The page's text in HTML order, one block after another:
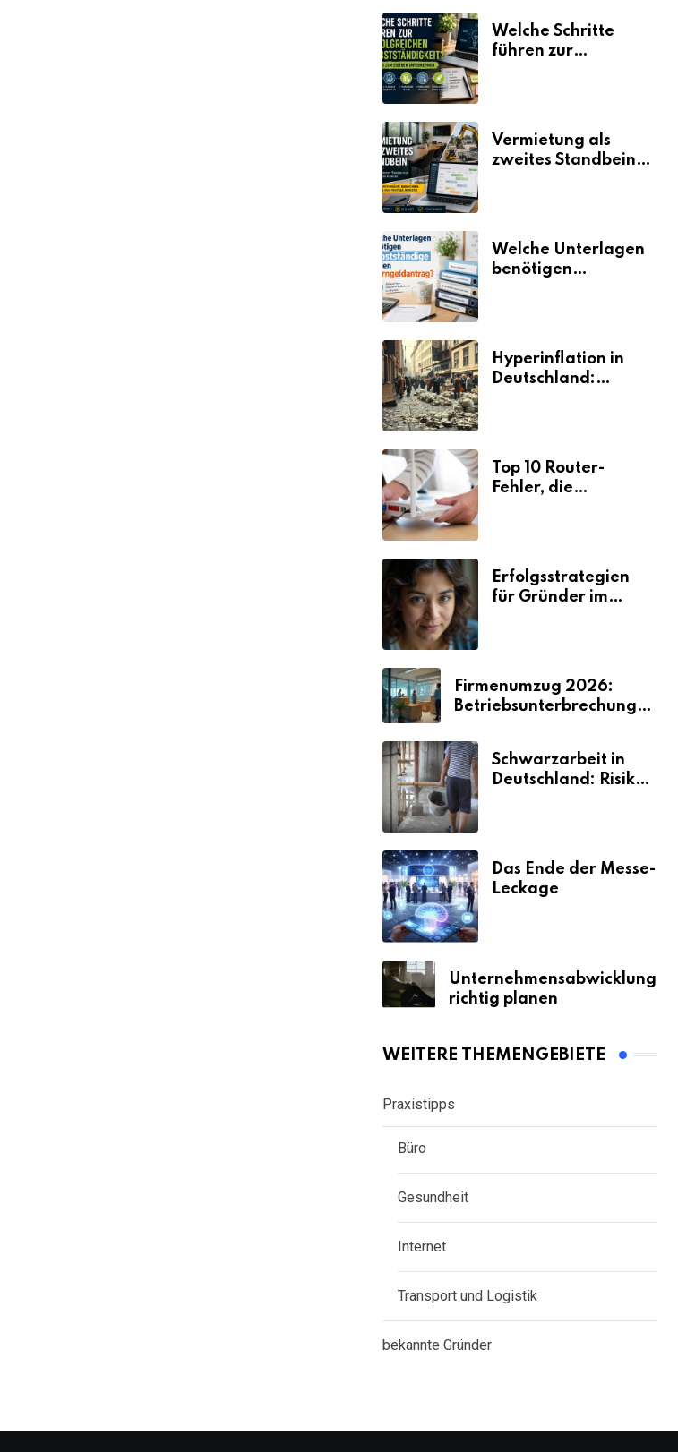
Welche Schritte
führen zur
Vermietung als
zweites Standbein:
Umsätze machen
Welche Unterlagen
benötigen
Hyperinflation in
Deutschland:
Top 10 Router-
Fehler, die
Erfolgsstrategien
für Gründer im
Firmenumzug 2026:
Betriebsunterbrechungen
Schwarzarbeit in
Deutschland: Risiken
Das Ende der Messe-
Leckage
Unternehmensabwicklung
richtig planen
WEITERE THEMENGEBIETE
Praxistipps
Büro
Gesundheit
Internet
Transport und Logistik
bekannte Gründer